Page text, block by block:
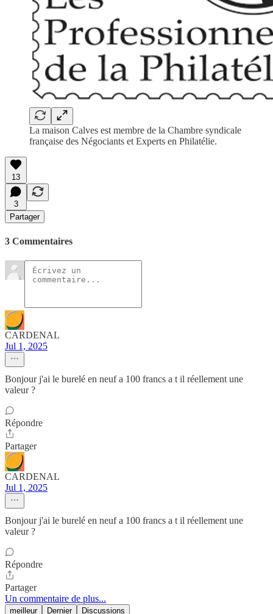
La maison Calves est membre de la Chambre syndicale
française des Négociants et Experts en Philatélie.
13
3
Partager
3 Commentaires
CARDENAL
Jul 1, 2025
Bonjour j'ai le burelé en neuf a 100 francs a t il réellement une
valeur ?
Répondre
Partager
CARDENAL
Jul 1, 2025
Bonjour j'ai le burelé en neuf a 100 francs a t il réellement une
valeur ?
Répondre
Partager
Un commentaire de plus...
meilleur Dernier Discussions